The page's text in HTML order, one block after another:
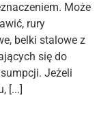
Może
rury
belki stalowe z
się do
Jeżeli
[...]